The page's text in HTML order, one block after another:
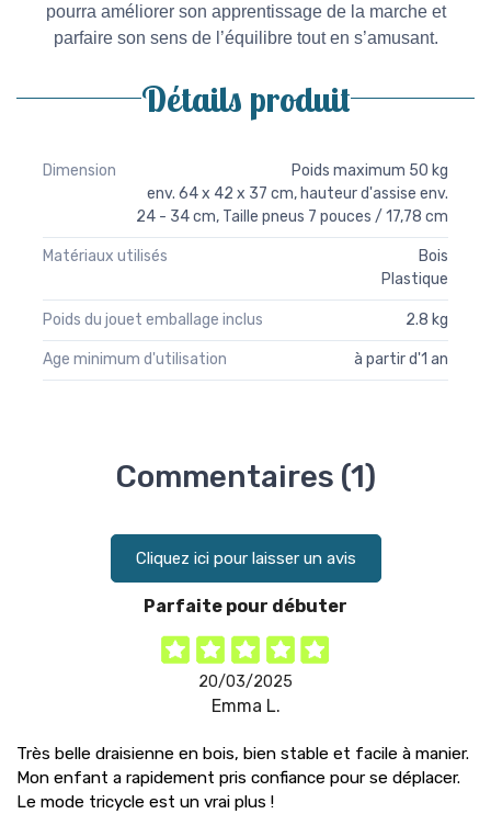
pourra améliorer son apprentissage de la marche et
parfaire son sens de l’équilibre tout en s’amusant.
Détails produit
Dimension
Poids maximum 50 kg
env. 64 x 42 x 37 cm, hauteur d'assise env.
24 - 34 cm, Taille pneus 7 pouces / 17,78 cm
Matériaux utilisés
Bois
Plastique
Poids du jouet emballage inclus 2.8 kg
Age minimum d'utilisation à partir d'1 an
Commentaires (1)
Cliquez ici pour laisser un avis
Parfaite pour débuter
20/03/2025
Emma L.
Très belle draisienne en bois, bien stable et facile à manier.
Mon enfant a rapidement pris confiance pour se déplacer.
Le mode tricycle est un vrai plus !